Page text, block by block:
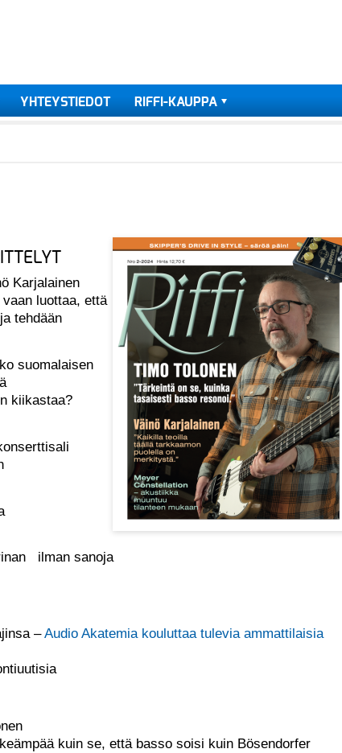
YHTEYSTIEDOT RIFFI-KAUPPA
Karjalainen
luottaa, että
tehdään
suomalaisen
kiikastaa?
ilman sanoja
–Audio Akatemia kouluttaa tulevia ammattilaisia
kuin se, että basso soisi kuin Bösendorfer